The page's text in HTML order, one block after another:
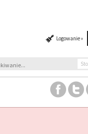
Logowanie »